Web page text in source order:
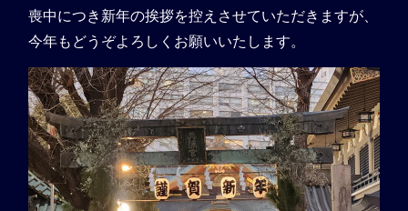
喪中につき新年の挨拶を控えさせていただきますが、
今年もどうぞよろしくお願いいたします。